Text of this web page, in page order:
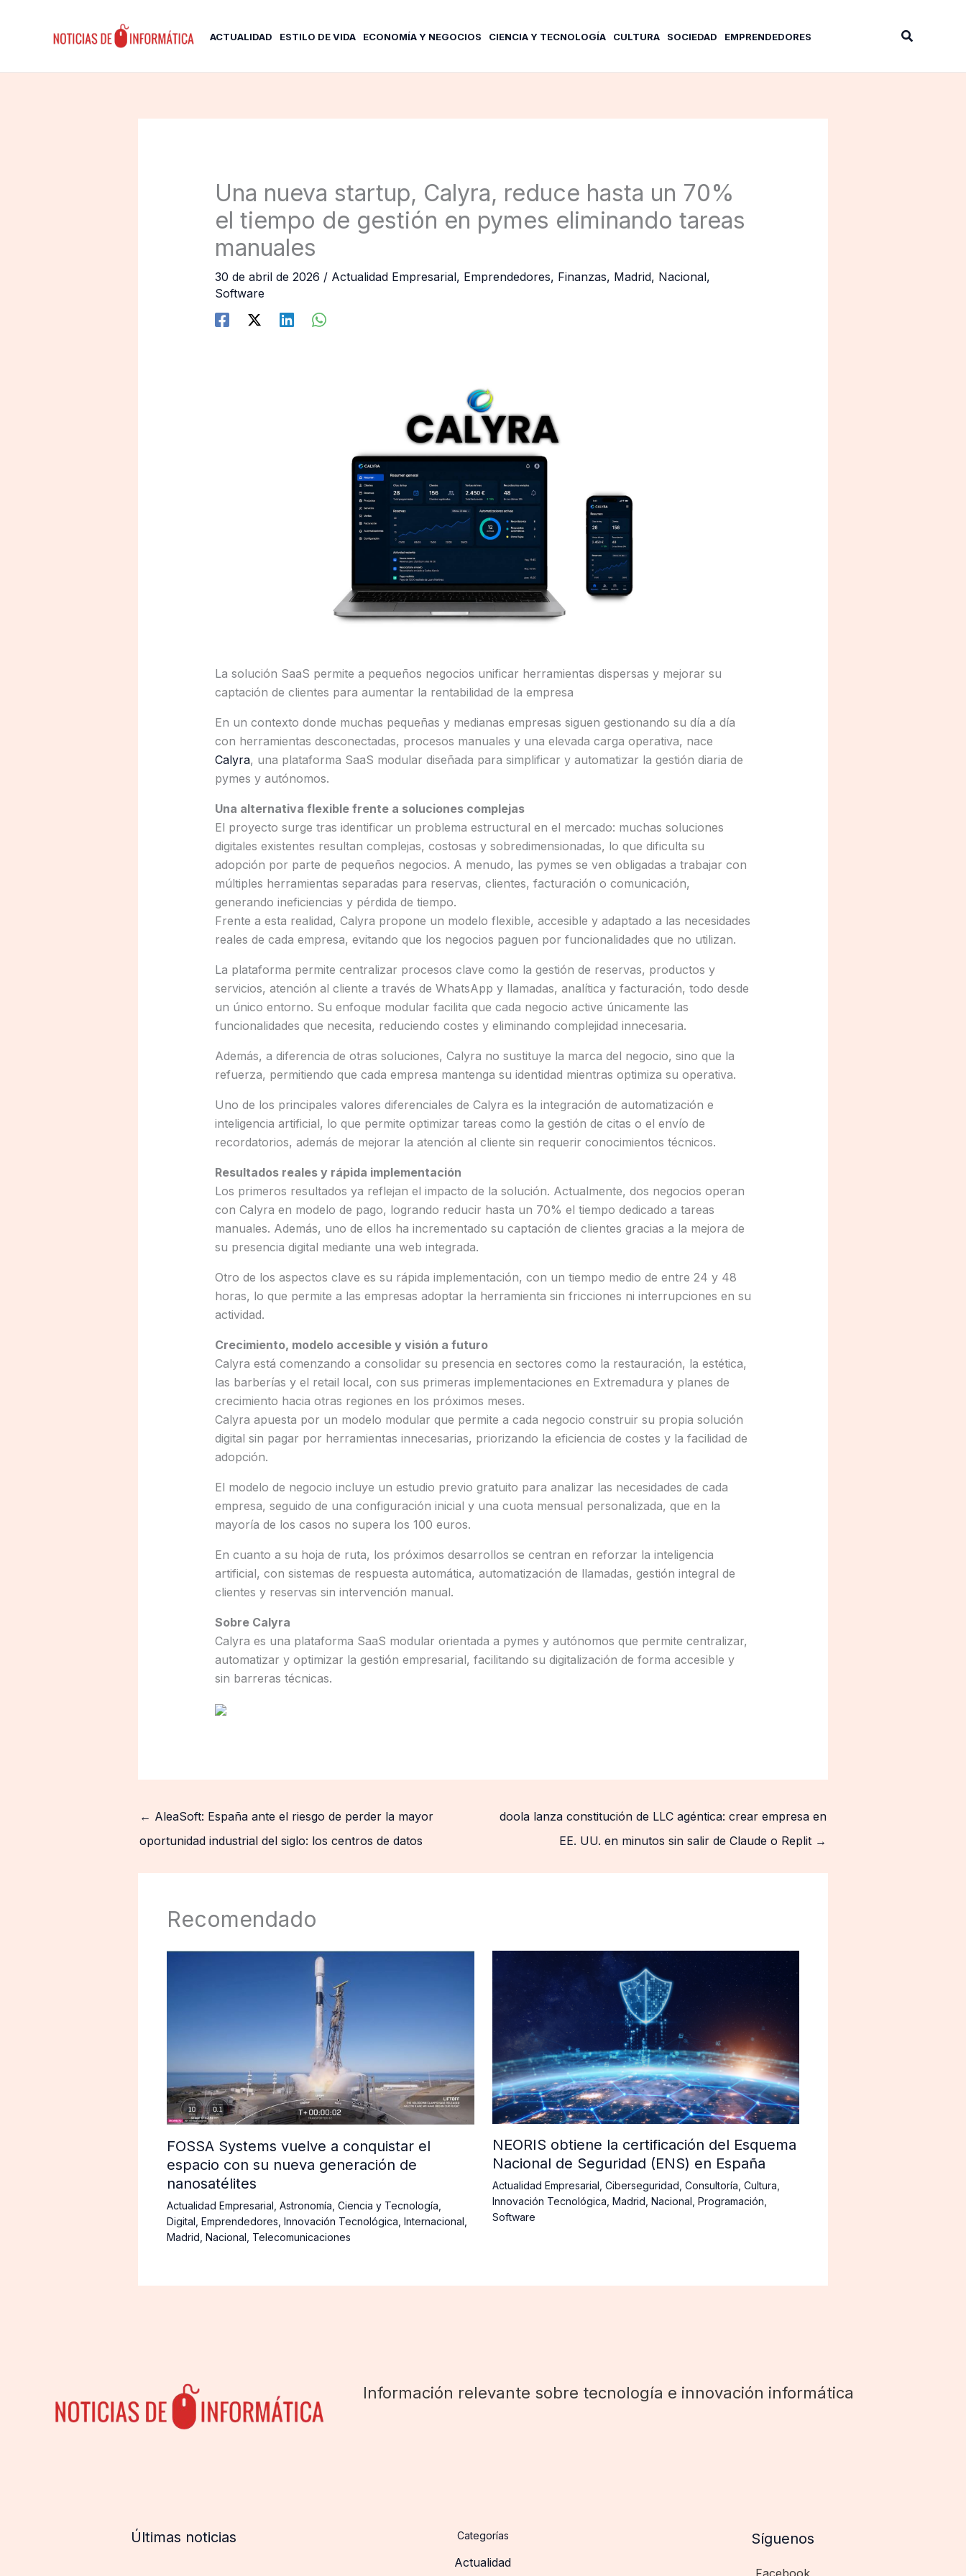
ACTUALIDAD ESTILO DE VIDA ECONOMÍA Y NEGOCIOS CIENCIA Y TECNOLOGÍA CULTURA SOCIEDAD EMPRENDEDORES Buscar
Una nueva startup, Calyra, reduce hasta un 70%
el tiempo de gestión en pymes eliminando tareas
manuales
30 de abril de 2026 / Actualidad Empresarial, Emprendedores, Finanzas, Madrid, Nacional,
Software
La solución SaaS permite a pequeños negocios unificar herramientas dispersas y mejorar su
captación de clientes para aumentar la rentabilidad de la empresa
En un contexto donde muchas pequeñas y medianas empresas siguen gestionando su día a día
con herramientas desconectadas, procesos manuales y una elevada carga operativa, nace
Calyra, una plataforma SaaS modular diseñada para simplificar y automatizar la gestión diaria de
pymes y autónomos.
Una alternativa flexible frente a soluciones complejas
El proyecto surge tras identificar un problema estructural en el mercado: muchas soluciones
digitales existentes resultan complejas, costosas y sobredimensionadas, lo que dificulta su
adopción por parte de pequeños negocios. A menudo, las pymes se ven obligadas a trabajar con
múltiples herramientas separadas para reservas, clientes, facturación o comunicación,
generando ineficiencias y pérdida de tiempo.
Frente a esta realidad, Calyra propone un modelo flexible, accesible y adaptado a las necesidades
reales de cada empresa, evitando que los negocios paguen por funcionalidades que no utilizan.
La plataforma permite centralizar procesos clave como la gestión de reservas, productos y
servicios, atención al cliente a través de WhatsApp y llamadas, analítica y facturación, todo desde
un único entorno. Su enfoque modular facilita que cada negocio active únicamente las
funcionalidades que necesita, reduciendo costes y eliminando complejidad innecesaria.
Además, a diferencia de otras soluciones, Calyra no sustituye la marca del negocio, sino que la
refuerza, permitiendo que cada empresa mantenga su identidad mientras optimiza su operativa.
Uno de los principales valores diferenciales de Calyra es la integración de automatización e
inteligencia artificial, lo que permite optimizar tareas como la gestión de citas o el envío de
recordatorios, además de mejorar la atención al cliente sin requerir conocimientos técnicos.
Resultados reales y rápida implementación
Los primeros resultados ya reflejan el impacto de la solución. Actualmente, dos negocios operan
con Calyra en modelo de pago, logrando reducir hasta un 70% el tiempo dedicado a tareas
manuales. Además, uno de ellos ha incrementado su captación de clientes gracias a la mejora de
su presencia digital mediante una web integrada.
Otro de los aspectos clave es su rápida implementación, con un tiempo medio de entre 24 y 48
horas, lo que permite a las empresas adoptar la herramienta sin fricciones ni interrupciones en su
actividad.
Crecimiento, modelo accesible y visión a futuro
Calyra está comenzando a consolidar su presencia en sectores como la restauración, la estética,
las barberías y el retail local, con sus primeras implementaciones en Extremadura y planes de
crecimiento hacia otras regiones en los próximos meses.
Calyra apuesta por un modelo modular que permite a cada negocio construir su propia solución
digital sin pagar por herramientas innecesarias, priorizando la eficiencia de costes y la facilidad de
adopción.
El modelo de negocio incluye un estudio previo gratuito para analizar las necesidades de cada
empresa, seguido de una configuración inicial y una cuota mensual personalizada, que en la
mayoría de los casos no supera los 100 euros.
En cuanto a su hoja de ruta, los próximos desarrollos se centran en reforzar la inteligencia
artificial, con sistemas de respuesta automática, automatización de llamadas, gestión integral de
clientes y reservas sin intervención manual.
Sobre Calyra
Calyra es una plataforma SaaS modular orientada a pymes y autónomos que permite centralizar,
automatizar y optimizar la gestión empresarial, facilitando su digitalización de forma accesible y
sin barreras técnicas.
← AleaSoft: España ante el riesgo de perder la mayor
oportunidad industrial del siglo: los centros de datos
doola lanza constitución de LLC agéntica: crear empresa en
EE. UU. en minutos sin salir de Claude o Replit →
Recomendado
FOSSA Systems vuelve a conquistar el
espacio con su nueva generación de
nanosatélites
Actualidad Empresarial Astronomía Ciencia y Tecnología
Digital Emprendedores Innovación Tecnológica Internacional
Madrid Nacional Telecomunicaciones
NEORIS obtiene la certificación del Esquema
Nacional de Seguridad (ENS) en España
Actualidad Empresarial Ciberseguridad Consultoría Cultura
Innovación Tecnológica Madrid Nacional Programación
Software
Información relevante sobre tecnología e innovación informática
Últimas noticias Categorías
Actualidad
Síguenos
Facebook